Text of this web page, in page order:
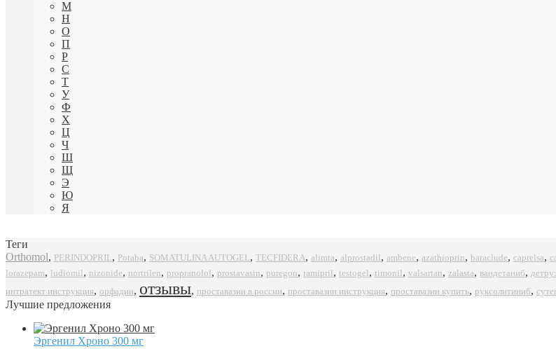
М
Н
О
П
Р
С
Т
У
Ф
Х
Ц
Ч
Ш
Щ
Э
Ю
Я
Теги
Orthomol, PERINDOPRIL, Potaba, SOMATULINA AUTOGEL, TECFIDERA, alimta, alprostadil, ambene, azathioprin, baraclude, caprelsa,
lorazepam, ludiomil , nizonide, nortrilen, propranolol, prostavasin, puregon, ramipril, testogel , timonil, valsartan, zalasta, вандетаниб,
интратект инструкция, орфадин, отзывы, проставазин в россии, проставазин инструкция, проставазин купить, руксолитиниб,
Лучшие предложения
Эргенил Хроно 300 мг